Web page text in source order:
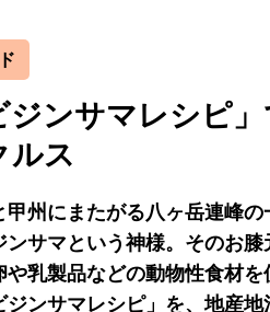
ジンサマレシピ
ルス
甲州にまたがる八ヶ岳連峰
ンサマという神様。そのお
や乳製品などの動物性食材
ジンサマレシピ」を、地産